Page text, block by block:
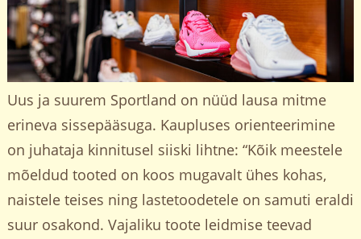
Uus ja suurem Sportland on nüüd lausa mitme
erineva sissepääsuga. Kaupluses orienteerimine
on juhataja kinnitusel siiski lihtne: “Kõik meestele
mõeldud tooted on koos mugavalt ühes kohas,
naistele teises ning lastetoodetele on samuti eraldi
suur osakond. Vajaliku toote leidmise teevad